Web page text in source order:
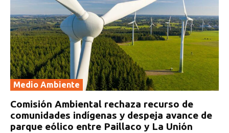
Medio Ambiente
Comisión Ambiental rechaza recurso de
comunidades indígenas y despeja avance de
parque eólico entre Paillaco y La Unión